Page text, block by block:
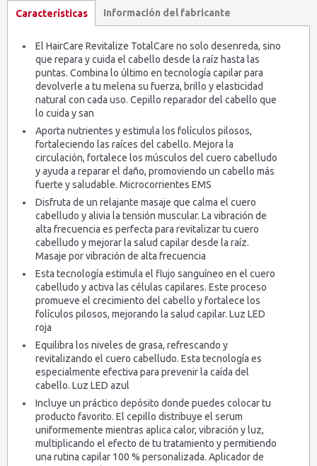
Características Información del fabricante
El HairCare Revitalize TotalCare no solo desenreda, sino
que repara y cuida el cabello desde la raíz hasta las
puntas. Combina lo último en tecnología capilar para
devolverle a tu melena su fuerza, brillo y elasticidad
natural con cada uso. Cepillo reparador del cabello que
lo cuida y san
Aporta nutrientes y estimula los folículos pilosos,
fortaleciendo las raíces del cabello. Mejora la
circulación, fortalece los músculos del cuero cabelludo
y ayuda a reparar el daño, promoviendo un cabello más
fuerte y saludable. Microcorrientes EMS
Disfruta de un relajante masaje que calma el cuero
cabelludo y alivia la tensión muscular. La vibración de
alta frecuencia es perfecta para revitalizar tu cuero
cabelludo y mejorar la salud capilar desde la raíz.
Masaje por vibración de alta frecuencia
Esta tecnología estimula el flujo sanguíneo en el cuero
cabelludo y activa las células capilares. Este proceso
promueve el crecimiento del cabello y fortalece los
folículos pilosos, mejorando la salud capilar. Luz LED
roja
Equilibra los niveles de grasa, refrescando y
revitalizando el cuero cabelludo. Esta tecnología es
especialmente efectiva para prevenir la caída del
cabello. Luz LED azul
Incluye un práctico depósito donde puedes colocar tu
producto favorito. El cepillo distribuye el serum
uniformemente mientras aplica calor, vibración y luz,
multiplicando el efecto de tu tratamiento y permitiendo
una rutina capilar 100 % personalizada. Aplicador de